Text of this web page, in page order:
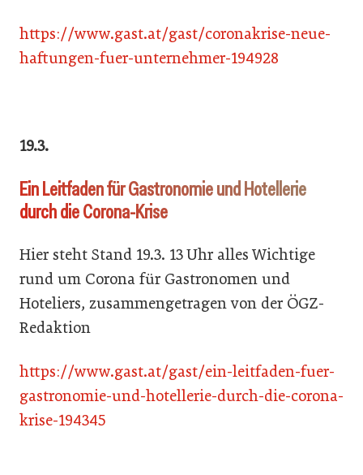
https://www.gast.at/gast/coronakrise-neue-
haftungen-fuer-unternehmer-194928
19.3.
Ein Leitfaden für Gastronomie und Hotellerie
durch die Corona-Krise
Hier steht Stand 19.3. 13 Uhr alles Wichtige
rund um Corona für Gastronomen und
Hoteliers, zusammengetragen von der ÖGZ-
Redaktion
https://www.gast.at/gast/ein-leitfaden-fuer-
gastronomie-und-hotellerie-durch-die-corona-
krise-194345